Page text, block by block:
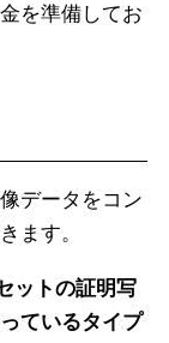
を準備してお
データをコン
ます。
ットの証明写
ているタイプ